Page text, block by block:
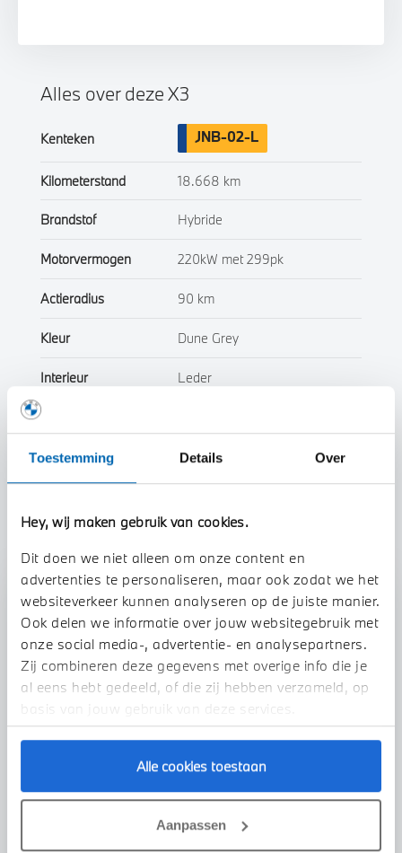
Toestemming Details Over
Hey, wij maken gebruik van cookies.
Dit doen we niet alleen om onze content en
advertenties te personaliseren, maar ook zodat we het
websiteverkeer kunnen analyseren op de juiste manier.
Ook delen we informatie over jouw websitegebruik met
onze social media-, advertentie- en analysepartners.
Zij combineren deze gegevens met overige info die je
al eens hebt gedeeld, of die zij hebben verzameld, op
basis van jouw gebruik van deze services.
Alle cookies toestaan
Aanpassen
Stap 1 van 3
Uw auto inruilen?
Voorstel aanvragen
Alles over deze X3
Kenteken JNB-02-L
Kilometerstand 18.668 km
Brandstof Hybride
Motorvermogen 220kW met 299pk
Actieradius 90 km
Kleur Dune Grey
Interieur Leder
Btw/Marge
Toon alle eigenschappen